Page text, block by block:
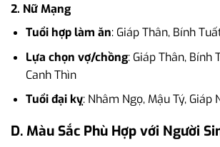
2. Nữ Mạng
Tuổi hợp làm ăn: Giáp Thân, Bính
Lựa chọn vợ/chồng: Giáp Thân, Bính
Canh Thìn
Tuổi đại kỵ: Nhâm Ngọ, Mậu Tý, Giáp
D. Màu Sắc Phù Hợp với Người